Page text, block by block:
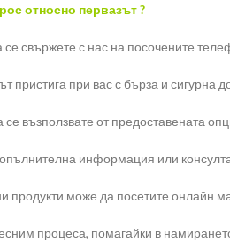
относно первазът ?
свържете с нас на посочените
пристига при вас с бърза и
възползвате от предоставената
информация или
продукти може да посетите онлайн
процеса, помагайки в